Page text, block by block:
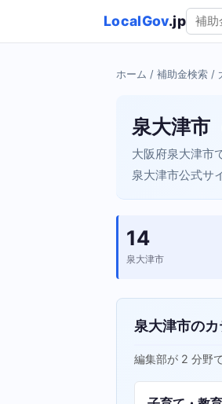
LocalGov.jp
ホーム / 補助金検索 /
泉大津市
大阪府泉大津市
泉大津市公式サ
14
泉大津市
泉大津市のカ
編集部が 2 分野